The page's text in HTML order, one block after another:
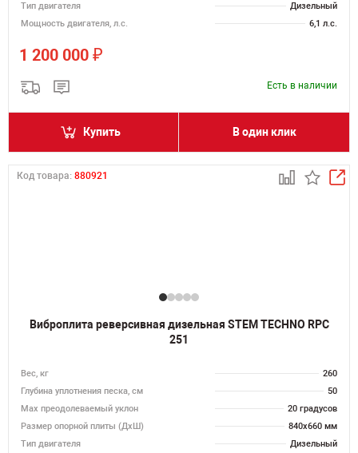
Тип двигателя
Дизельный
Мощность двигателя, л.с.
6,1 л.с.
1 200 000 ₽
Есть в наличии
Купить В один клик
Код товара: 880921
Виброплита реверсивная дизельная STEM TECHNO RPC
251
Вес, кг
260
Глубина уплотнения песка, см
50
Max преодолеваемый уклон
20 градусов
Размер опорной плиты (ДхШ)
840х660 мм
Тип двигателя
Дизельный